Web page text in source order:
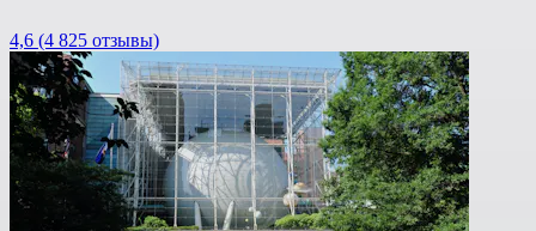
4,6 (4 825 отзывы)